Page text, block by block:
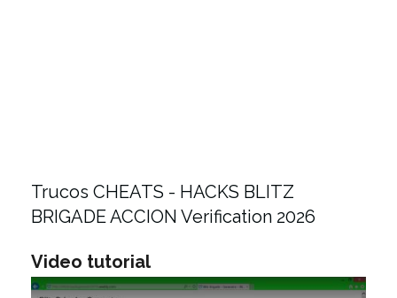
Trucos CHEATS - HACKS BLITZ
BRIGADE ACCION Verification 2026
Video tutorial